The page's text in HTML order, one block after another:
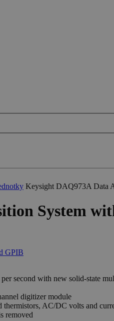
Keysight DAQ973A Data
System
second with new solid-state
digitizer module
AC/DC volts and
removed